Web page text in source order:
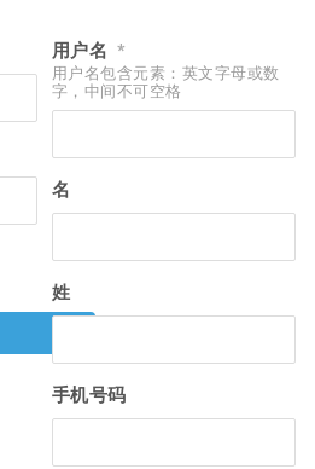
用户名 *
用户名包含元素：英文字母或数
字，中间不可空格
名
姓
手机号码